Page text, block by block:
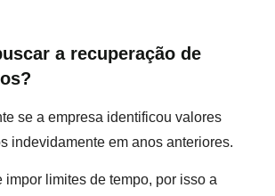
a recuperação de
se a empresa identificou valores
indevidamente em anos anteriores.
impor limites de tempo, por isso a